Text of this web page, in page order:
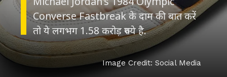
Converse Fastbreak के दाम की बात करें
तो ये लगभग 1.58 करोड़ रुपये है.